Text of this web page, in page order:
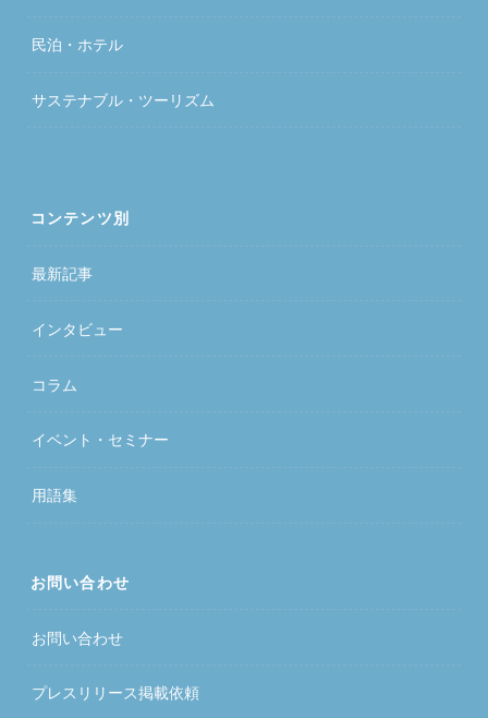
民泊・ホテル
サステナブル・ツーリズム
コンテンツ別
最新記事
インタビュー
コラム
イベント・セミナー
用語集
お問い合わせ
お問い合わせ
プレスリリース掲載依頼